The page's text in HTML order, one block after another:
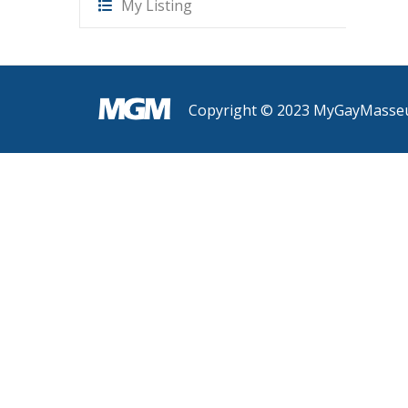
My Listing
Copyright © 2023